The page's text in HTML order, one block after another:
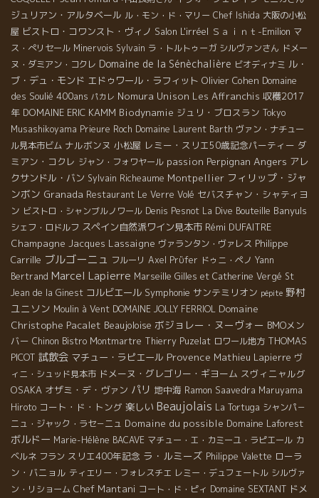
ジュリアン・アルタベール ル・モン・ド・マリー Chef Ishida 大阪の小松
屋 ビストロ・コワンスト・ヴィノ Salon L'irréel Ｓａｉｎｔ-Emilion マ
ス・ぺリセール Minervois Sylvain ラ・トルトゥーガ シルヴァンさん ドメー
ヌ・ダミアン・コクレ Domaine de la Sénèchalière ビオディナミ ル・
ブ・デュ・モンド エドゥワール・ラフィット Olivier Cohen Domaine
des Soulié 400ans パカレ Nomura Unison Les Affranchis 収穫2017
年 DOMAINE ERIC KAMM Biodynamie ジュリ・ブロスラン Tokyo
Musashikoyama Prieure Roch Domaine Laurent Barth ヴァン・ナチュー
ル見本市ビム ナルボンヌ 小松屋 レミー・スリエ50歳記念パーティー ダ
ミアン・コクレ ジャン・フォワヤール passion Perpignan Angers アレ
クサンドル・バン Sylvain Richeaume Montpellier フィリップ・ジャ
ンボン Granada Restaurant Le Verre Volé セバスチャン・シャティヨ
ン ビストロ・シャンブルノワール Denis Pesnot La Dive Bouteille Banyuls
シェフ・ロドルフ スペイン自然派ワイン見本市 Rémi DUFAITRE
Champagne Jacques Lassaigne ヴァランタン・ヴァレス Philippe
Carrille ブルゴーニュ フルーリ Axel Prϋfer ドゥニ・ペノ Yann
Bertrand Marcel Lapierre Marseille Gilles et Catherine Vergé St
Jean de la Ginest コルビエール Symphonie サンテミリオン pépite 野村
ユニソン Moulin à Vent DOMAINE JOLLY FERRIOL Domaine
Christophe Pacalet Beaujoloise ボジョレー・ヌーヴォー BMOメン
バー Chinon Bistro Montmartre Thierry Puzelat ロワール地方 THOMAS
PICOT 試飲会 マチュー・ラピエール Provence Mathieu Lapierre ヴ
ィニ・シュッド見本市 ドメーヌ・グレゴリー・ギヨーム スヴィニャルグ
OSAKA オザミ・デ・ヴァン パリ 地中海 Ramon Saavedra Maruyama
Hiroto コート・ド・トング 楽しい Beaujolais La Tortuga シャンパ－
ニュ・ジャック・ラセ－ニュ Domaine du possible Domaine Laforest
ボルドー Marie-Hélène BACAVE マチュー・エ・カミーユ・ラピエール カ
ベルネ フラン スリエ400年記念 ラ・ルミーズ Philippe Valette ローラ
ン・バニョル ティエリー・フォレスチエ レミー・デュフェートル シルヴァ
ン・リショーム Chef Mantani コート・ド・ピィ Domaine SEXTANT ドメ